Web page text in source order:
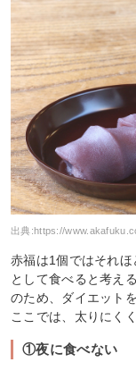
出典:https://
赤福は1個ではそれ
として食べると考え
のため、ダイエット
ここでは、太りにく
①夜に食べない